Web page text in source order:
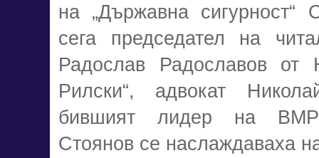
на „Държавна сигурност“
сега председател на
Радослав Радославов
Рилски“, адвокат
бившият лидер на
Стоянов се наслаждаваха